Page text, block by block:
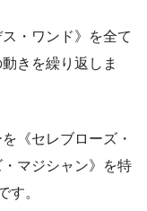
・ワンド》を全て
きを繰り返しま
《セレブローズ・
マジシャン》を特
す。